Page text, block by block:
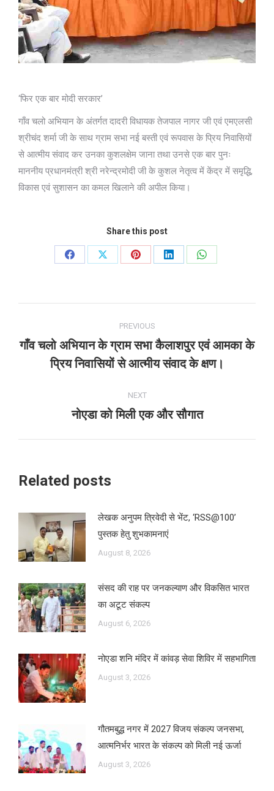
‘फिर एक बार मोदी सरकार’
गाँव चलो अभियान के अंतर्गत दादरी विधायक तेजपाल नागर जी एवं एमएलसी
श्रीचंद शर्मा जी के साथ ग्राम सभा नई बस्ती एवं रूपवास के प्रिय निवासियों
से आत्मीय संवाद कर उनका कुशलक्षेम जाना तथा उनसे एक बार पुनः
माननीय प्रधानमंत्री श्री नरेन्द्रमोदी जी के कुशल नेतृत्व में केंद्र में समृद्धि,
विकास एवं सुशासन का कमल खिलाने की अपील किया।
Share this post
Share
Share
Share
Share
Share
navigation
PREVIOUS
Previous
post:
गाँव चलो अभियान के ग्राम सभा कैलाशपुर एवं आमका के
प्रिय निवासियों से आत्मीय संवाद के क्षण।
NEXT
Next
नोएडा को मिली एक और सौगात
Related posts
लेखक अनुपम त्रिवेदी से भेंट, ‘RSS@100’
पुस्तक हेतु शुभकामनाएं
August 8, 2026
संसद की राह पर जनकल्याण और विकसित भारत
का अटूट संकल्प
August 6, 2026
नोएडा शनि मंदिर में कांवड़ सेवा शिविर में सहभागिता
August 3, 2026
गौतमबुद्ध नगर में 2027 विजय संकल्प जनसभा,
आत्मनिर्भर भारत के संकल्प को मिली नई ऊर्जा
August 3, 2026